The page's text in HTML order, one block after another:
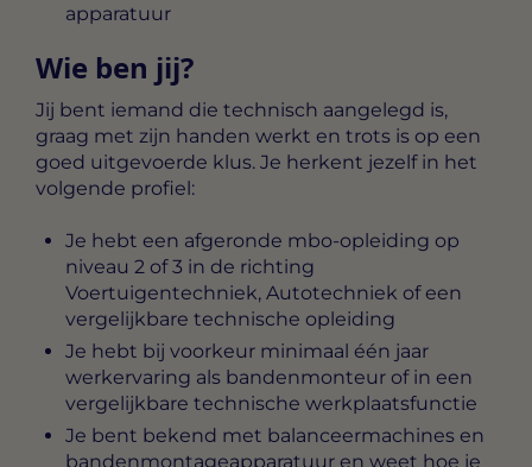
apparatuur
Wie ben jij?
Jij bent iemand die technisch aangelegd is,
graag met zijn handen werkt en trots is op een
goed uitgevoerde klus. Je herkent jezelf in het
volgende profiel:
Je hebt een afgeronde mbo-opleiding op
niveau 2 of 3 in de richting
Voertuigentechniek, Autotechniek of een
vergelijkbare technische opleiding
Je hebt bij voorkeur minimaal één jaar
werkervaring als bandenmonteur of in een
vergelijkbare technische werkplaatsfunctie
Je bent bekend met balanceermachines en
bandenmontageapparatuur en weet hoe je